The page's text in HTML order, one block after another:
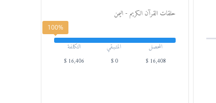
حلقات القرآن الكريم - اليمن
100%
المحصل
16,408
$
المتـبـقي
0
$
التكلفة
16,406
$